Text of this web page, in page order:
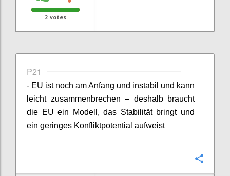
2 votes
P21
- EU ist noch am Anfang und instabil und kann
leicht zusammenbrechen – deshalb braucht
die EU ein Modell, das Stabilität bringt und
ein geringes Konfliktpotential aufweist